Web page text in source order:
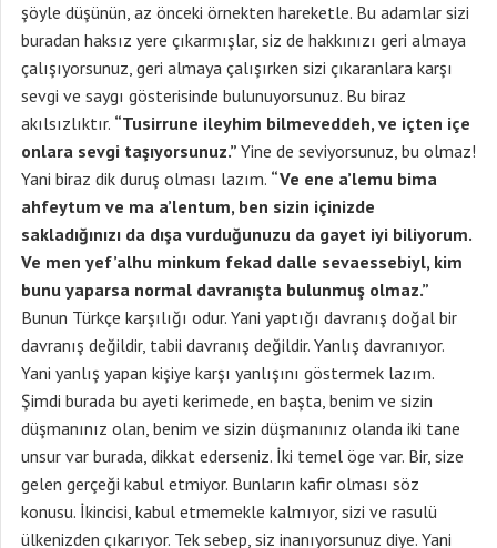
şöyle düşünün, az önceki örnekten hareketle. Bu adamlar sizi
buradan haksız yere çıkarmışlar, siz de hakkınızı geri almaya
çalışıyorsunuz, geri almaya çalışırken sizi çıkaranlara karşı
sevgi ve saygı gösterisinde bulunuyorsunuz. Bu biraz
akılsızlıktır. “Tusirrune ileyhim bilmeveddeh, ve içten içe
onlara sevgi taşıyorsunuz.” Yine de seviyorsunuz, bu olmaz!
Yani biraz dik duruş olması lazım. “Ve ene a’lemu bima
ahfeytum ve ma a’lentum, ben sizin içinizde
sakladığınızı da dışa vurduğunuzu da gayet iyi biliyorum.
Ve men yef’alhu minkum fekad dalle sevaessebiyl, kim
bunu yaparsa normal davranışta bulunmuş olmaz.”
Bunun Türkçe karşılığı odur. Yani yaptığı davranış doğal bir
davranış değildir, tabii davranış değildir. Yanlış davranıyor.
Yani yanlış yapan kişiye karşı yanlışını göstermek lazım.
Şimdi burada bu ayeti kerimede, en başta, benim ve sizin
düşmanınız olan, benim ve sizin düşmanınız olanda iki tane
unsur var burada, dikkat ederseniz. İki temel öge var. Bir, size
gelen gerçeği kabul etmiyor. Bunların kafir olması söz
konusu. İkincisi, kabul etmemekle kalmıyor, sizi ve rasulü
ülkenizden çıkarıyor. Tek sebep, siz inanıyorsunuz diye. Yani